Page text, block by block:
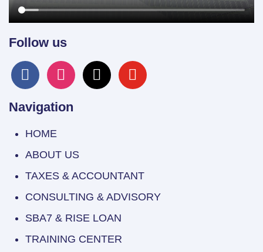
Follow us
facebookinstagram
x youtube
Navigation
HOME
ABOUT US
TAXES & ACCOUNTANT
CONSULTING & ADVISORY
SBA7 & RISE LOAN
TRAINING CENTER